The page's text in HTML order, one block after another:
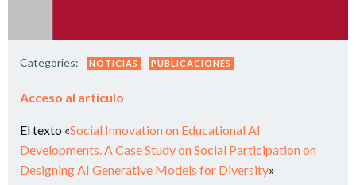
Categories: NOTICIAS PUBLICACIONES
Acceso al artículo
El texto «Social Innovation on Educational AI
Developments. A Case Study on Social Participation on
Designing AI Generative Models for Diversity»